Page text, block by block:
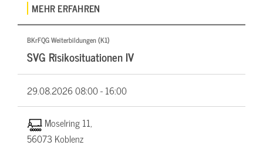
MEHR ERFAHREN
BKrFQG Weiterbildungen (K1)
SVG Risikosituationen IV
29.08.202608:00 - 16:00
Moselring 11,
56073 Koblenz